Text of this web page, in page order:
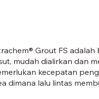
Grout FS
mudah dialirkan dan
kecepatan
dimana lalu lintas